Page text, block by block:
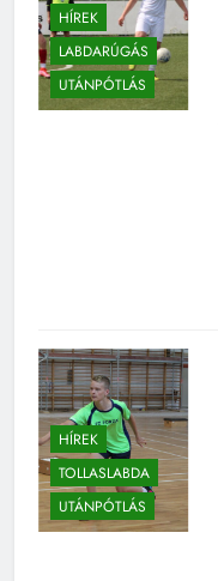
HÍREK
LABDARÚGÁS
UTÁNPÓTLÁS
HÍREK
TOLLASLABDA
UTÁNPÓTLÁS